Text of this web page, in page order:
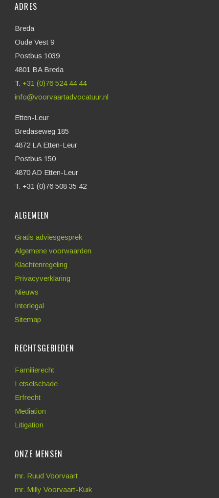
ADRES
Breda
Oude Vest 9
Postbus 1039
4801 BA Breda
T. +31 (0)76 524 44 44
info@voorvaartadvocatuur.nl
Etten-Leur
Bredaseweg 185
4872 LA Etten-Leur
Postbus 150
4870 AD Etten-Leur
T. +31 (0)76 508 35 42
ALGEMEEN
Gratis adviesgesprek
Algemene voorwaarden
Klachtenregeling
Privacyverklaring
Nieuws
Interlegal
Sitemap
RECHTSGEBIEDEN
Familierecht
Letselschade
Erfrecht
Mediation
Litigation
ONZE MENSEN
mr. Ruud Voorvaart
mr. Milly Voorvaart-Kuik